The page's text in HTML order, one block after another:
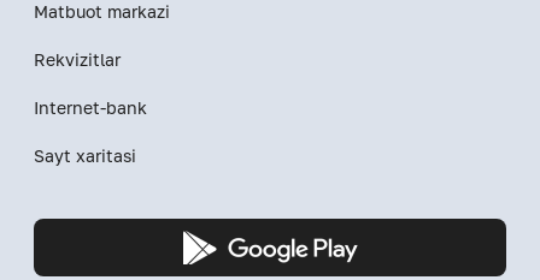
Matbuot markazi
Rekvizitlar
Internet-bank
Sayt xaritasi